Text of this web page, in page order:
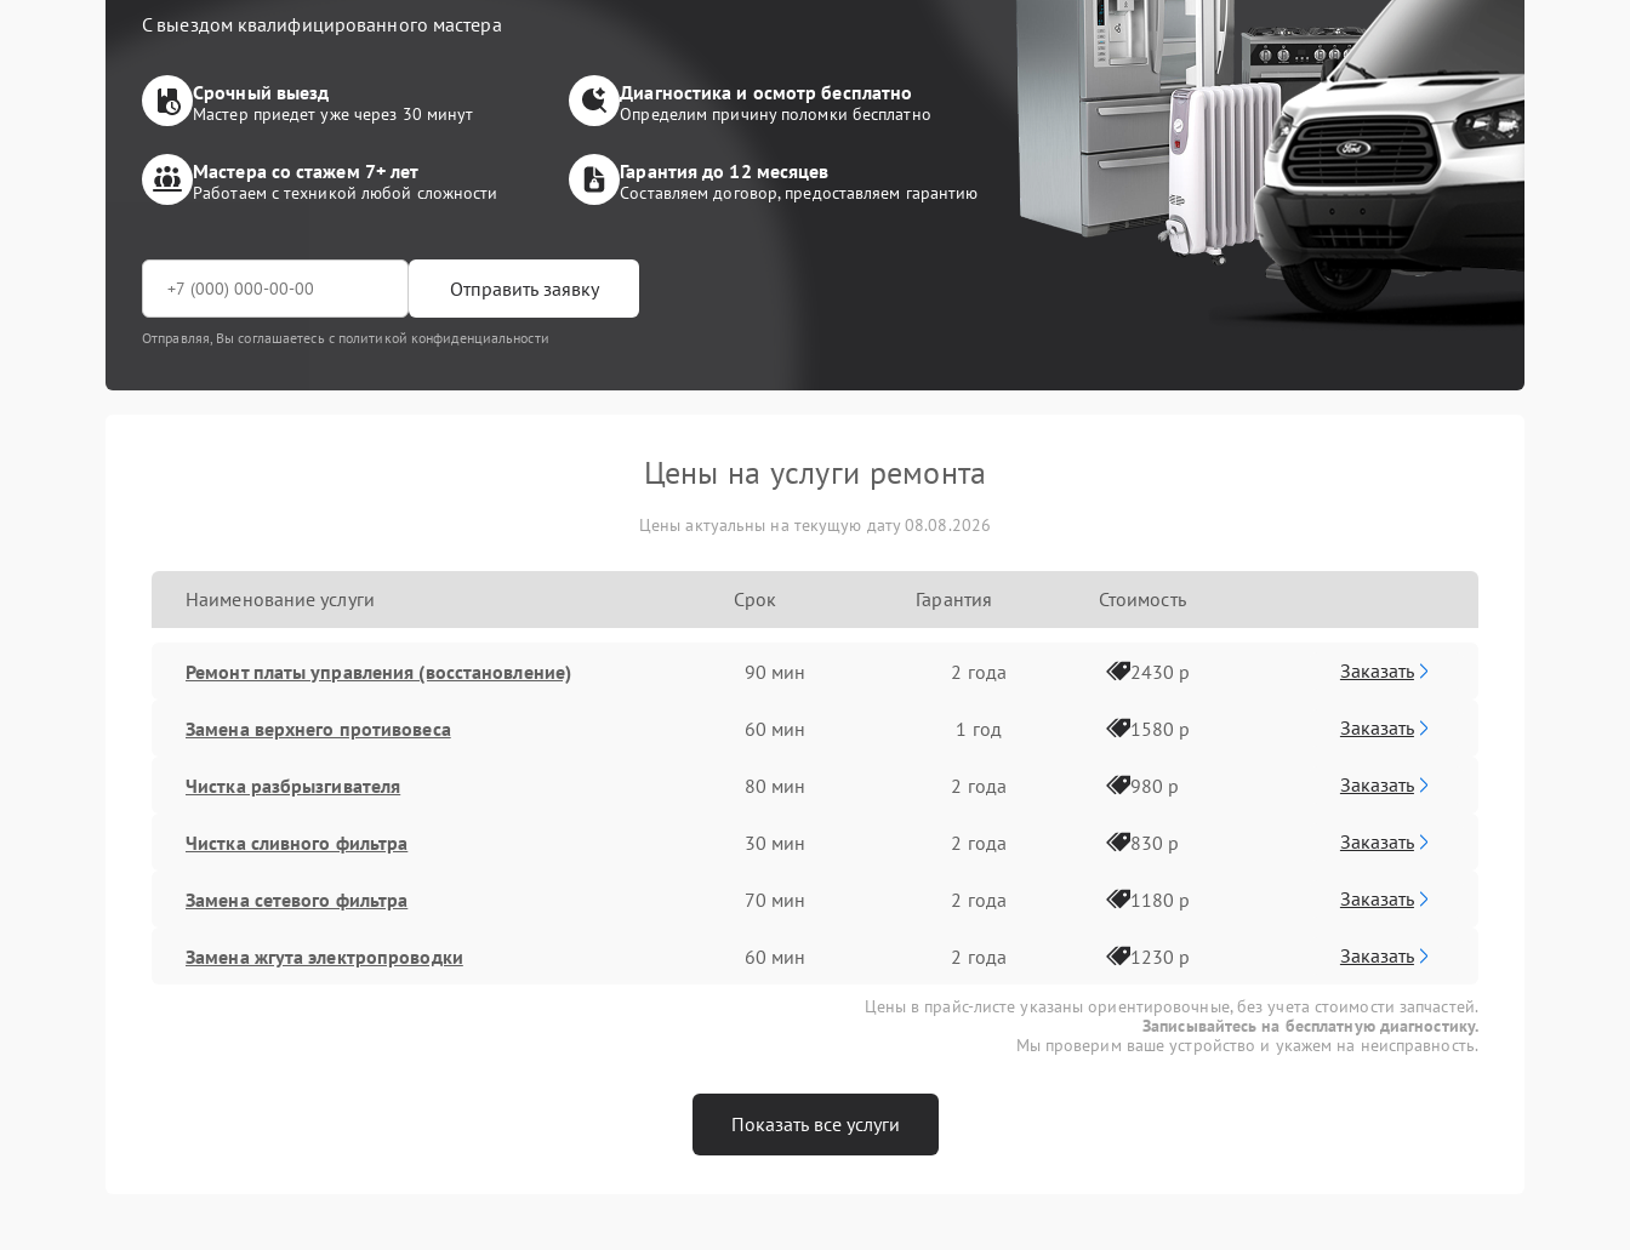
С выездом квалифицированного мастера
Срочный выезд
Мастер приедет уже через 30 минут
Диагностика и осмотр бесплатно
Определим причину поломки бесплатно
Мастера со стажем 7+ лет
Работаем с техникой любой сложности
Гарантия до 12 месяцев
Составляем договор, предоставляем гарантию
Отправить заявку
Отправляя, Вы соглашаетесь с политикой конфиденциальности
Цены на услуги ремонта
Цены актуальны на текущую дату 08.08.2026
Наименование услуги Срок Гарантия Стоимость
Ремонт платы управления (восстановление) 90 мин 2 года 2430 р Заказать
Замена верхнего противовеса 60 мин 1 год 1580 р Заказать
Чистка разбрызгивателя 80 мин 2 года 980 р Заказать
Чистка сливного фильтра 30 мин 2 года 830 р Заказать
Замена сетевого фильтра 70 мин 2 года 1180 р Заказать
Замена жгута электропроводки 60 мин 2 года 1230 р Заказать
Цены в прайс-листе указаны ориентировочные, без учета стоимости запчастей.
Записывайтесь на бесплатную диагностику.
Мы проверим ваше устройство и укажем на неисправность.
Показать все услуги